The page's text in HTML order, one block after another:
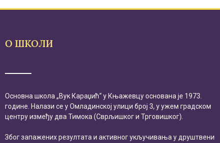
О ШКОЛИ
Основна школа „Вук Караџић“ у Књажевцу основана је 1973.
године. Налази се у Омладинској улици број 3, у ужем градском
центру између два Тимока (Сврљишког и Трговишког).
Због запажених резултата и активног укључивања у друштвени